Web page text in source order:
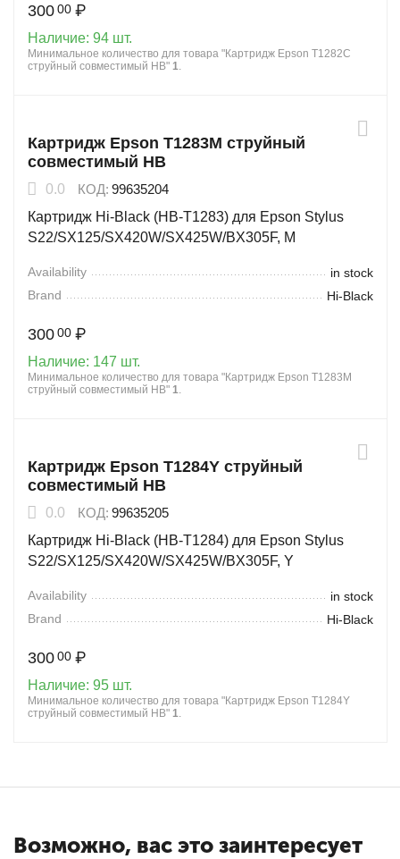
300 00 ₽
Наличие: 94 шт.
Минимальное количество для товара "Картридж Epson T1282C
струйный совместимый HB" 1.
Картридж Epson T1283M струйный
совместимый HB
0.0 КОД: 99635204
Картридж Hi-Black (HB-T1283) для Epson Stylus
S22/SX125/SX420W/SX425W/BX305F, M
Availability
in stock
Brand
Hi-Black
300 00 ₽
Наличие: 147 шт.
Минимальное количество для товара "Картридж Epson T1283M
струйный совместимый HB" 1.
Картридж Epson T1284Y струйный
совместимый HB
0.0 КОД: 99635205
Картридж Hi-Black (HB-T1284) для Epson Stylus
S22/SX125/SX420W/SX425W/BX305F, Y
Availability
in stock
Brand
Hi-Black
300 00 ₽
Наличие: 95 шт.
Минимальное количество для товара "Картридж Epson T1284Y
струйный совместимый HB" 1.
Возможно, вас это заинтересует